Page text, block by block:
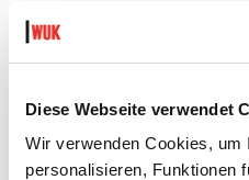
Diese Webseite verwendet
Wir verwenden Cookies, um
personalisieren, Funktionen
DIESE
EUCH AUCH